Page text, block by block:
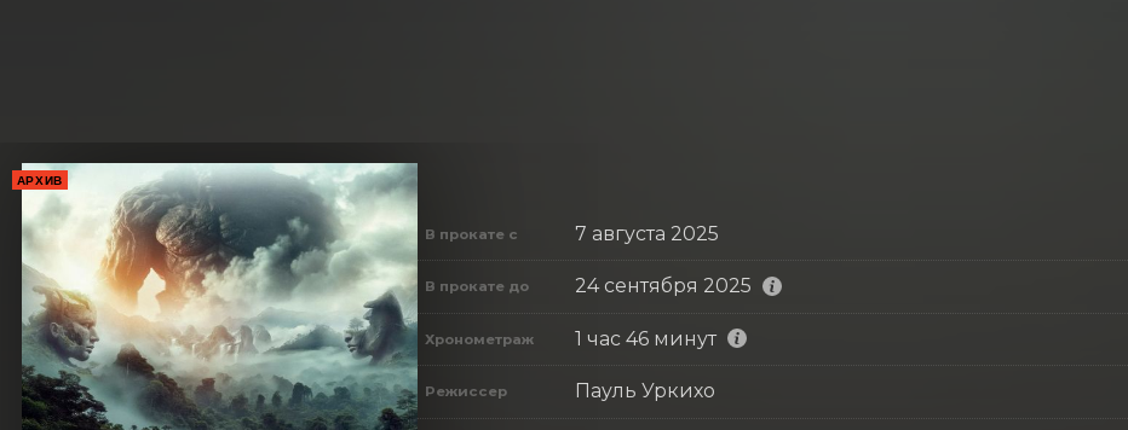
АРХИВ
В прокате с 7 августа 2025
В прокате до 24 сентября 2025
Хронометраж 1 час 46 минут
Режиссер Пауль Уркихо